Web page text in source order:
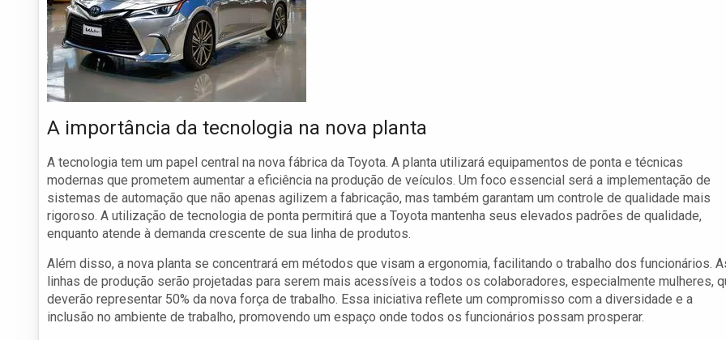
A importância da tecnologia na nova planta
A tecnologia tem um papel central na nova fábrica da Toyota. A planta utilizará equipamentos de ponta e técnicas
modernas que prometem aumentar a eficiência na produção de veículos. Um foco essencial será a implementação de
sistemas de automação que não apenas agilizem a fabricação, mas também garantam um controle de qualidade mais
rigoroso. A utilização de tecnologia de ponta permitirá que a Toyota mantenha seus elevados padrões de qualidade,
enquanto atende à demanda crescente de sua linha de produtos.
Além disso, a nova planta se concentrará em métodos que visam a ergonomia, facilitando o trabalho dos funcionários.
linhas de produção serão projetadas para serem mais acessíveis a todos os colaboradores, especialmente mulheres,
deverão representar 50% da nova força de trabalho. Essa iniciativa reflete um compromisso com a diversidade e a
inclusão no ambiente de trabalho, promovendo um espaço onde todos os funcionários possam prosperar.